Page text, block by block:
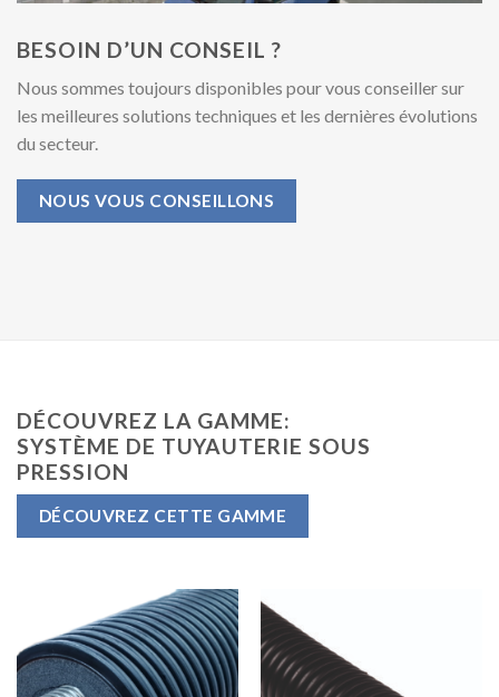
BESOIN D’UN CONSEIL ?
Nous sommes toujours disponibles pour vous conseiller sur
les meilleures solutions techniques et les dernières évolutions
du secteur.
NOUS VOUS CONSEILLONS
DÉCOUVREZ LA GAMME:
SYSTÈME DE TUYAUTERIE SOUS
PRESSION
DÉCOUVREZ CETTE GAMME